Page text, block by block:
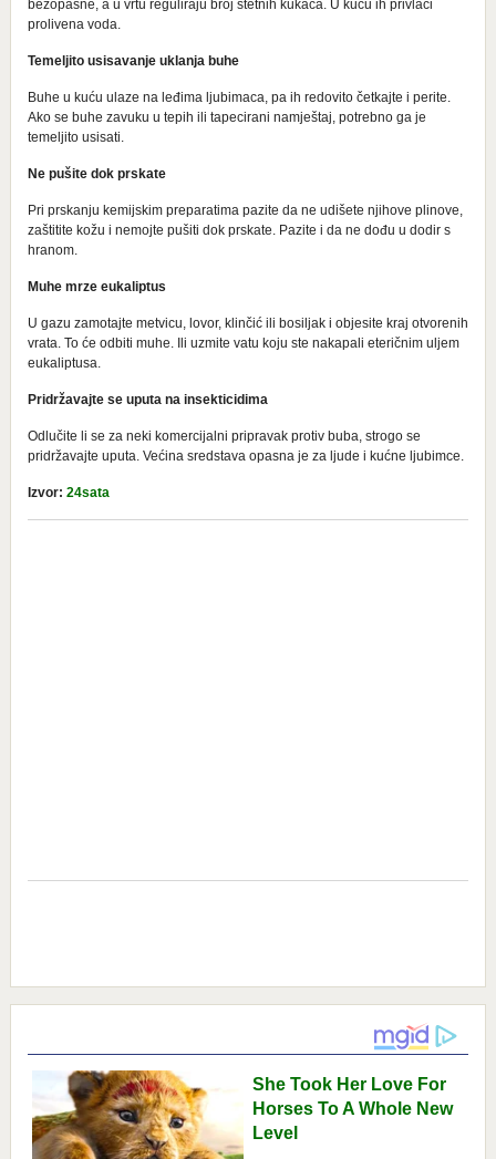
bezopasne, a u vrtu reguliraju broj štetnih kukaca. U kuću ih privlači
prolivena voda.
Temeljito usisavanje uklanja buhe
Buhe u kuću ulaze na leđima ljubimaca, pa ih redovito četkajte i perite.
Ako se buhe zavuku u tepih ili tapecirani namještaj, potrebno ga je
temeljito usisati.
Ne pušite dok prskate
Pri prskanju kemijskim preparatima pazite da ne udišete njihove plinove,
zaštitite kožu i nemojte pušiti dok prskate. Pazite i da ne dođu u dodir s
hranom.
Muhe mrze eukaliptus
U gazu zamotajte metvicu, lovor, klinčić ili bosiljak i objesite kraj otvorenih
vrata. To će odbiti muhe. Ili uzmite vatu koju ste nakapali eteričnim uljem
eukaliptusa.
Pridržavajte se uputa na insekticidima
Odlučite li se za neki komercijalni pripravak protiv buba, strogo se
pridržavajte uputa. Većina sredstava opasna je za ljude i kućne ljubimce.
Izvor: 24sata